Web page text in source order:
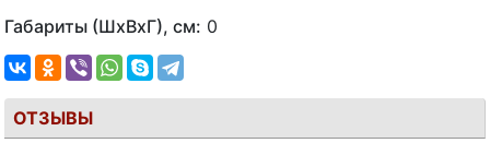
Габариты (ШхВхГ), см: 0
ОТЗЫВЫ